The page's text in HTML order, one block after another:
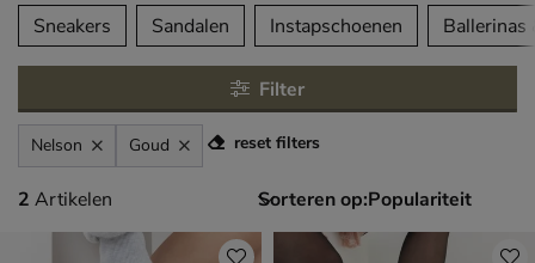
over
Sneakers Sandalen Instapschoenen Ballerinas
Filter
Nelson Goud reset filters
2 artikelen
2 Artikelen Sorteren op: